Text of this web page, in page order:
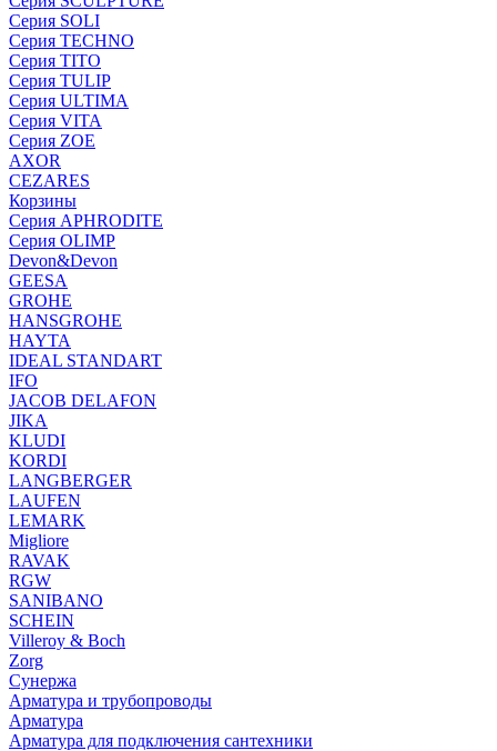
Серия SOLI
Серия TECHNO
Серия TITO
Серия TULIP
Серия ULTIMA
Серия VITA
Серия ZOE
AXOR
CEZARES
Корзины
Серия APHRODITE
Серия OLIMP
Devon&Devon
GEESA
GROHE
HANSGROHE
HAYTA
IDEAL STANDART
IFO
JACOB DELAFON
JIKA
KLUDI
KORDI
LANGBERGER
LAUFEN
LEMARK
Migliore
RAVAK
RGW
SANIBANO
SCHEIN
Villeroy & Boch
Zorg
Сунержа
Арматура и трубопроводы
Арматура
Арматура для подключения сантехники